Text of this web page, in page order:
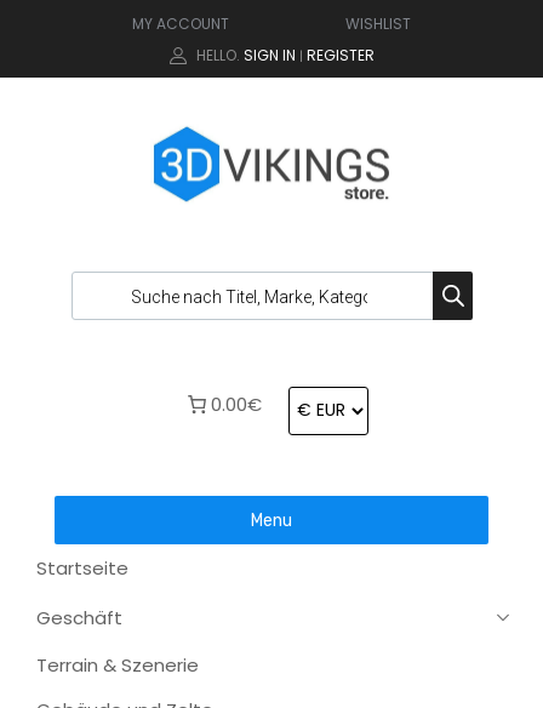
MY ACCOUNT
WISHLIST
HELLO. SIGN IN | REGISTER
0.00€
Menu
Startseite
Geschäft
Terrain & Szenerie